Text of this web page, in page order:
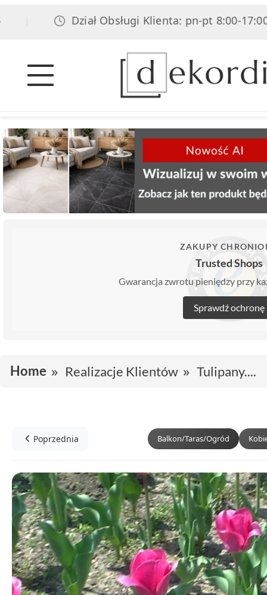
Dział Obsługi Klienta: pn-pt 8:00-17:00,
ZAKUPY
Trusted Shops
Gwarancja zwrotu pieniędzy przy
Sprawdź ochronę
Home Realizacje Klientów Tulipany....
Poprzednia Balkon/Taras/Ogród